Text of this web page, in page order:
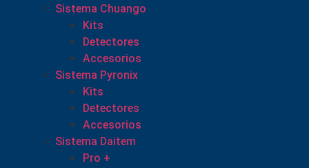
Sistema Chuango
Kits
Detectores
Accesorios
Sistema Pyronix
Kits
Detectores
Accesorios
Sistema Daitem
Pro +